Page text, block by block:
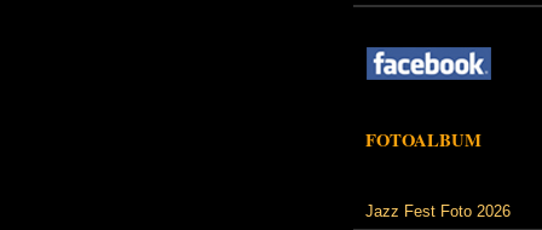
FOTOALBUM
Jazz Fest Foto 2026